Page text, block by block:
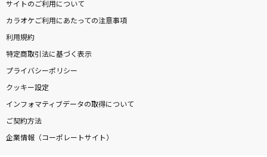
サイトのご利用について
カラオケご利用にあたっての注意事項
利用規約
特定商取引法に基づく表示
プライバシーポリシー
クッキー設定
インフォマティブデータの取得について
ご契約方法
企業情報（コーポレートサイト）